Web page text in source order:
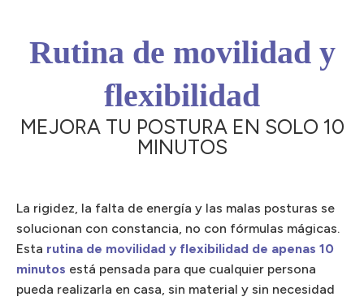
Rutina de movilidad y
flexibilidad
MEJORA TU POSTURA EN SOLO 10
MINUTOS
La rigidez, la falta de energía y las malas posturas se
solucionan con constancia, no con fórmulas mágicas.
Esta rutina de movilidad y flexibilidad de apenas 10
minutos está pensada para que cualquier persona
pueda realizarla en casa, sin material y sin necesidad